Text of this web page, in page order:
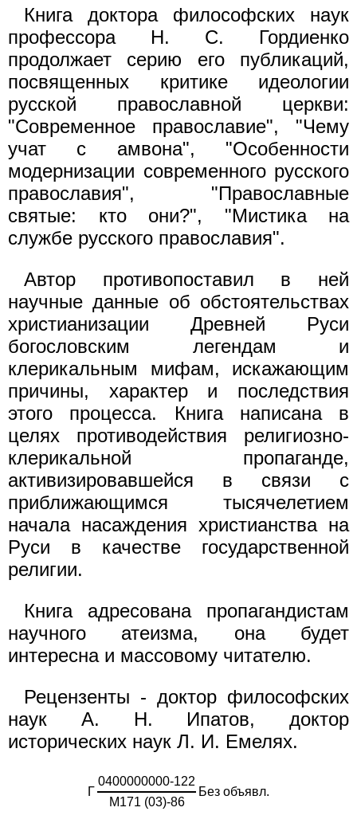
Книга доктора философских наук
профессора Н. С. Гордиенко
продолжает серию его публикаций,
посвященных критике идеологии
русской православной церкви:
"Современное православие", "Чему
учат с амвона", "Особенности
модернизации современного русского
православия", "Православные
святые: кто они?", "Мистика на
службе русского православия".
Автор противопоставил в ней
научные данные об обстоятельствах
христианизации Древней Руси
богословским легендам и
клерикальным мифам, искажающим
причины, характер и последствия
этого процесса. Книга написана в
целях противодействия религиозно-
клерикальной пропаганде,
активизировавшейся в связи с
приближающимся тысячелетием
начала насаждения христианства на
Руси в качестве государственной
религии.
Книга адресована пропагандистам
научного атеизма, она будет
интересна и массовому читателю.
Рецензенты - доктор философских
наук А. Н. Ипатов, доктор
исторических наук Л. И. Емелях.
Г
0400000000-122
Без объявл.
М171 (03)-86